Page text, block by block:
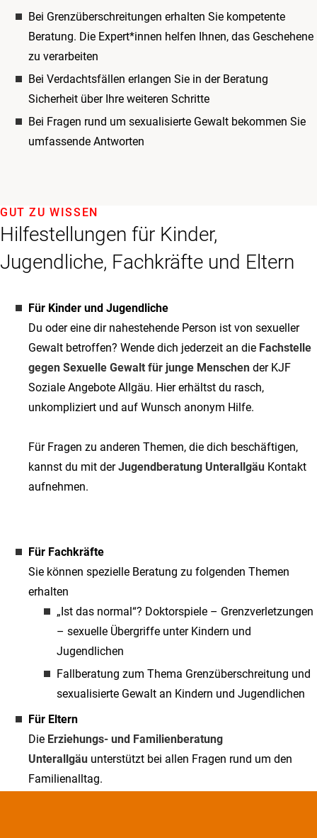
Bei Grenzüberschreitungen erhalten Sie kompetente
Beratung. Die Expert*innen helfen Ihnen, das Geschehene
zu verarbeiten
Bei Verdachtsfällen erlangen Sie in der Beratung
Sicherheit über Ihre weiteren Schritte
Bei Fragen rund um sexualisierte Gewalt bekommen Sie
umfassende Antworten
Hilfestellungen für Kinder,
Jugendliche, Fachkräfte und Eltern
GUT ZU WISSEN
Für Kinder und Jugendliche
Du oder eine dir nahestehende Person ist von sexueller
Gewalt betroffen? Wende dich jederzeit an die Fachstelle
gegen Sexuelle Gewalt für junge Menschen der KJF
Soziale Angebote Allgäu. Hier erhältst du rasch,
unkompliziert und auf Wunsch anonym Hilfe.
Für Fragen zu anderen Themen, die dich beschäftigen,
kannst du mit derJugendberatung Unterallgäu Kontakt
aufnehmen.
Für Fachkräfte
Sie können spezielle Beratung zu folgenden Themen
erhalten
„Ist das normal“? Doktorspiele – Grenzverletzungen
– sexuelle Übergriffe unter Kindern und
Jugendlichen
Fallberatung zum Thema Grenzüberschreitung und
sexualisierte Gewalt an Kindern und Jugendlichen
Für Eltern
Die Erziehungs- und Familienberatung
Unterallgäu unterstützt bei allen Fragen rund um den
Familienalltag.